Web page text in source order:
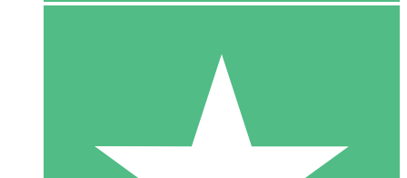
US$1500
10 Download
20